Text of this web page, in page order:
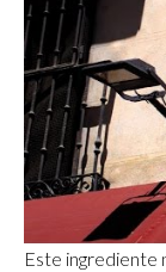
Este ingrediente